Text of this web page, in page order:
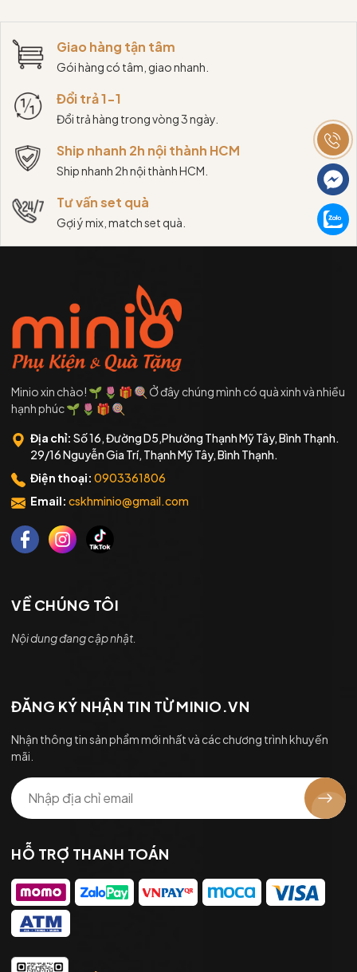
Giao hàng tận tâm
Gói hàng có tâm, giao nhanh.
Đổi trả 1-1
Đổi trả hàng trong vòng 3 ngày.
Ship nhanh 2h nội thành HCM
Ship nhanh 2h nội thành HCM.
Tư vấn set quà
Gợi ý mix, match set quà.
Minio xin chào! 🌱 🌷 🎁 🍭 Ở đây chúng mình có quà xinh và nhiều
hạnh phúc 🌱 🌷 🎁 🍭
Địa chỉ: Số 16, Đường D5,Phường Thạnh Mỹ Tây, Bình Thạnh.
29/16 Nguyễn Gia Trí, Thạnh Mỹ Tây, Bình Thạnh.
Điện thoại: 0903361806
Email: cskhminio@gmail.com
VỀ CHÚNG TÔI
Nội dung đang cập nhật.
ĐĂNG KÝ NHẬN TIN TỪ MINIO.VN
Nhận thông tin sản phẩm mới nhất và các chương trình khuyến
mãi.
HỖ TRỢ THANH TOÁN